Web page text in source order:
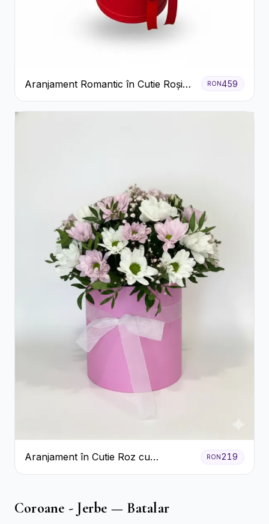
Aranjament Romantic în Cutie Roșie
cu Trandafiri și Crizanteme
RON459
Aranjament în Cutie Roz cu
Crizanteme Albe și Lila
RON219
Coroane - Jerbe — Batalar